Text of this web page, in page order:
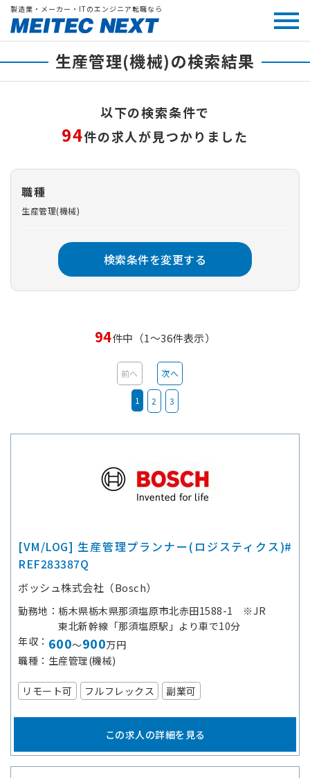
製造業・メーカー・ITのエンジニア転職なら
生産管理(機械)の検索結果
以下の検索条件で
94件の求人が見つかりました
職種
生産管理(機械)
検索条件を変更する
94件中（1～36件表示）
前へ
1 2 3
次へ
[VM/LOG] 生産管理プランナー(ロジスティクス)#
REF283387Q
ボッシュ株式会社（Bosch）
勤務地
栃木県栃木県那須塩原市北赤田1588-1 ※JR
東北新幹線「那須塩原駅」より車で10分
年収
600～900万円
職種
生産管理(機械)
リモート可 フルフレックス 副業可
この求人の詳細を見る